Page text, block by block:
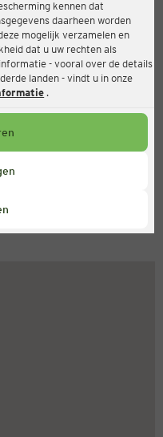
kennen dat
daarheen worden
mogelijk verzamelen en
dat u uw rechten als
- vooral over de details
landen - vindt u in onze
.
Lennestadt